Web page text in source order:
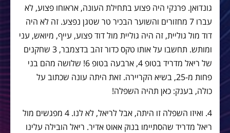
גונדואן. פרנקי היה פצוע בתחילת העונה, אראוחו פצוע, לא
עברו 7 מחזורים והשוער הבכיר טר שטגן נפצע. זה לא היה
דוד מול גוליית, זה היה גוליית מול דוד פצוע, עייף, מיואש, עני
ומותש. תחשבו על אותו טקס כדור זהב בדצמבר, 3 שחקנים
של ריאל מדריד בטופ 4, ארבעה בטופ 6! שלושה מהם בני
פחות מ-25, בשיא הקריירה. זאת היתה עונה שכתוב על
כולה, בענק: כאן תהיה השפלה!
4. ואיזו השפלה זו היתה, אבל לריאל, לא לנו. 4 מפגשים מול
ריאל מדריד שהסתיימו בנוק אאוט אדיר. ריאל הובילה עלינו